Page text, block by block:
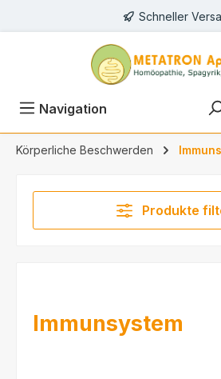
Schneller
Navigation
Körperliche Beschwerden
Produkte
Immunsystem